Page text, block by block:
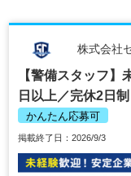
株式会社
【警備スタッフ
日以上／完休2日
かんたん応募可
掲載終了日：2026/9/3